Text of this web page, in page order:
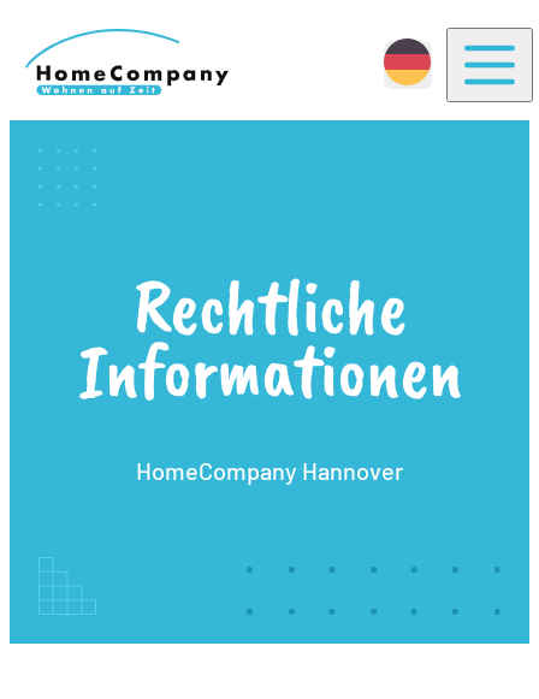
Rechtliche
Informationen
HomeCompany Hannover